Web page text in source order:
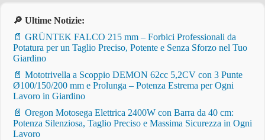
🔎 Ultime Notizie:
📄 GRÜNTEK FALCO 215 mm – Forbici Professionali da
Potatura per un Taglio Preciso, Potente e Senza Sforzo nel Tuo
Giardino
📄 Mototrivella a Scoppio DEMON 62cc 5,2CV con 3 Punte
Ø100/150/200 mm e Prolunga – Potenza Estrema per Ogni
Lavoro in Giardino
📄 Oregon Motosega Elettrica 2400W con Barra da 40 cm:
Potenza Silenziosa, Taglio Preciso e Massima Sicurezza in Ogni
Lavoro